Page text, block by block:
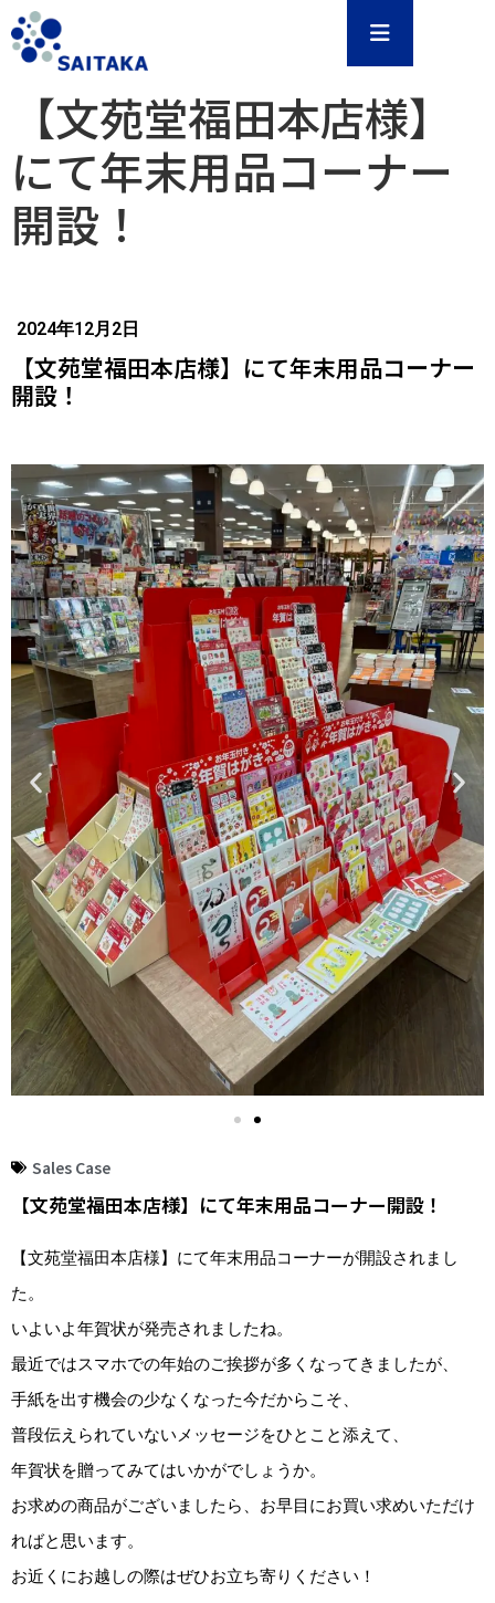
【文苑堂福田本店様】
にて年末用品コーナー
開設！
2024年12月2日
【文苑堂福田本店様】にて年末用品コーナー
開設！
Sales Case
【文苑堂福田本店様】にて年末用品コーナー開設！
【文苑堂福田本店様】にて年末用品コーナーが開設されまし
た。
いよいよ年賀状が発売されましたね。
最近ではスマホでの年始のご挨拶が多くなってきましたが、
手紙を出す機会の少なくなった今だからこそ、
普段伝えられていないメッセージをひとこと添えて、
年賀状を贈ってみてはいかがでしょうか。
お求めの商品がございましたら、お早目にお買い求めいただけ
ればと思います。
お近くにお越しの際はぜひお立ち寄りください！